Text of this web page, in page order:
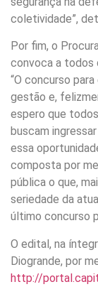
coletividade”,
Por fim, o
convoca a todos
“O concurso
gestão e,
espero que
buscam
essa
composta por
pública o que,
seriedade da
último concurso
O edital, na
Diogrande, por
http://